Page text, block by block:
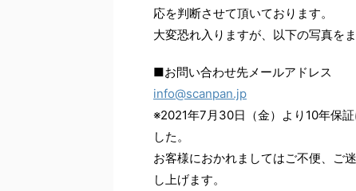
応を判断させて頂いております。
大変恐れ入りますが、以下の写真を
■お問い合わせ先メールアドレス
info@scanpan.jp
※2021年7月30日（金）より10年保
した。
お客様におかれましてはご不便、ご
し上げます。